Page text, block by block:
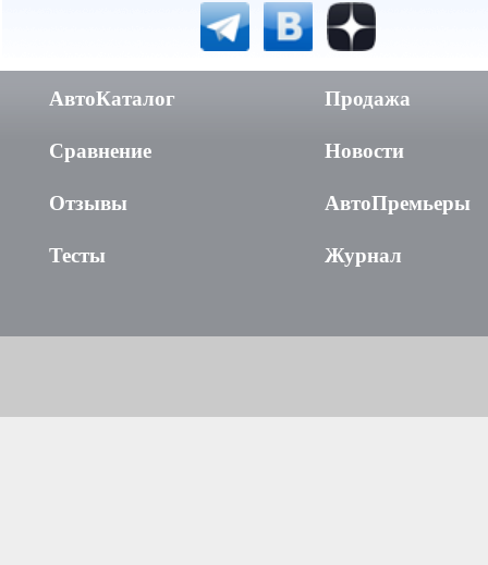
АвтоКаталог
Сравнение
Отзывы
Тесты
Продажа
Новости
АвтоПремьеры
Журнал